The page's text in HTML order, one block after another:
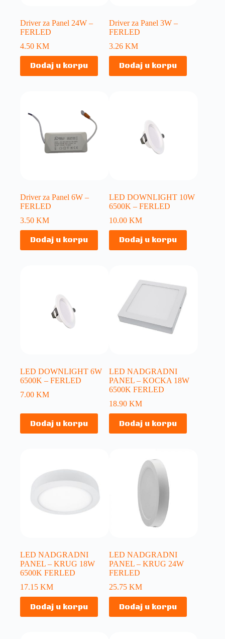
Driver za Panel 24W –
FERLED
4.50 KM
Dodaj u korpu
Driver za Panel 3W –
FERLED
3.26KM
Dodaj u korpu
Driver za Panel 6W –
FERLED
3.50 KM
Dodaj u korpu
LED DOWNLIGHT 10W
6500K – FERLED
10.00KM
Dodaj u korpu
LED DOWNLIGHT 6W
6500K – FERLED
7.00 KM
Dodaj u korpu
LED NADGRADNI
PANEL – KOCKA 18W
6500K FERLED
18.90KM
Dodaj u korpu
LED NADGRADNI
PANEL – KRUG 18W
6500K FERLED
17.15 KM
Dodaj u korpu
LED NADGRADNI
PANEL – KRUG 24W
FERLED
25.75KM
Dodaj u korpu